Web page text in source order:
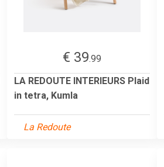
€ 39.99
LA REDOUTE INTERIEURS Plaid
in tetra, Kumla
La Redoute